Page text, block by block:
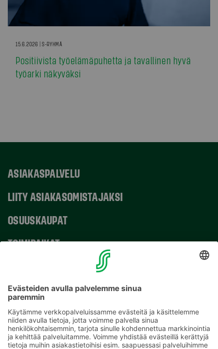
15.6.2026 | S-RYHMÄ
Positiivista työelämäpuhetta ja tavallinen hyvä
työarki näkyväksi
ASIAKASPALVELU
LIITY ASIAKASOMISTAJAKSI
OSUUSKAUPAT
TOIMIPAIKAT